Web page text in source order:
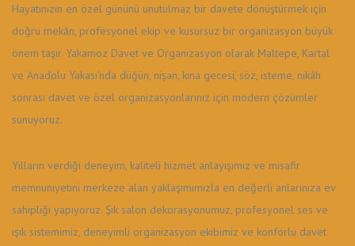
Hayatınızın en özel gününü unutulmaz bir davete dönüştürmek için
doğru mekân, profesyonel ekip ve kusursuz bir organizasyon büyük
önem taşır. Yakamoz Davet ve Organizasyon olarak Maltepe, Kartal
ve Anadolu Yakası'nda düğün, nişan, kına gecesi, söz, isteme, nikâh
sonrası davet ve özel organizasyonlarınız için modern çözümler
sunuyoruz.
Yılların verdiği deneyim, kaliteli hizmet anlayışımız ve misafir
memnuniyetini merkeze alan yaklaşımımızla en değerli anlarınıza ev
sahipliği yapıyoruz. Şık salon dekorasyonumuz, profesyonel ses ve
ışık sistemimiz, deneyimli organizasyon ekibimiz ve konforlu davet